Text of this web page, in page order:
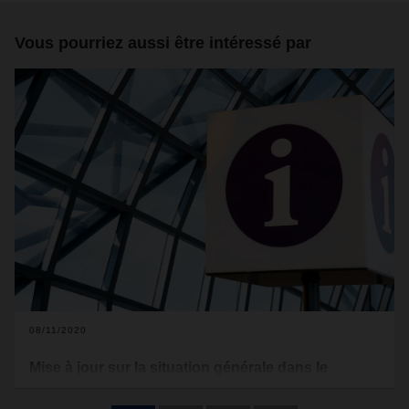
Vous pourriez aussi être intéressé par
08/11/2020